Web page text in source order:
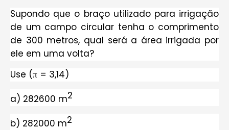
Supondo que o braço utilizado para irrigação
de um campo circular tenha o comprimento
de 300 metros, qual será a área irrigada por
ele em uma volta?
Use (π = 3,14)
a) 282600 m2
b) 282000 m2